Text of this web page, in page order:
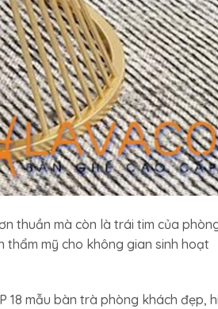
thuần mà còn là trái tim của
thẩm mỹ cho không gian sinh hoạt
18 mẫu bàn trà phòng khách đẹp,